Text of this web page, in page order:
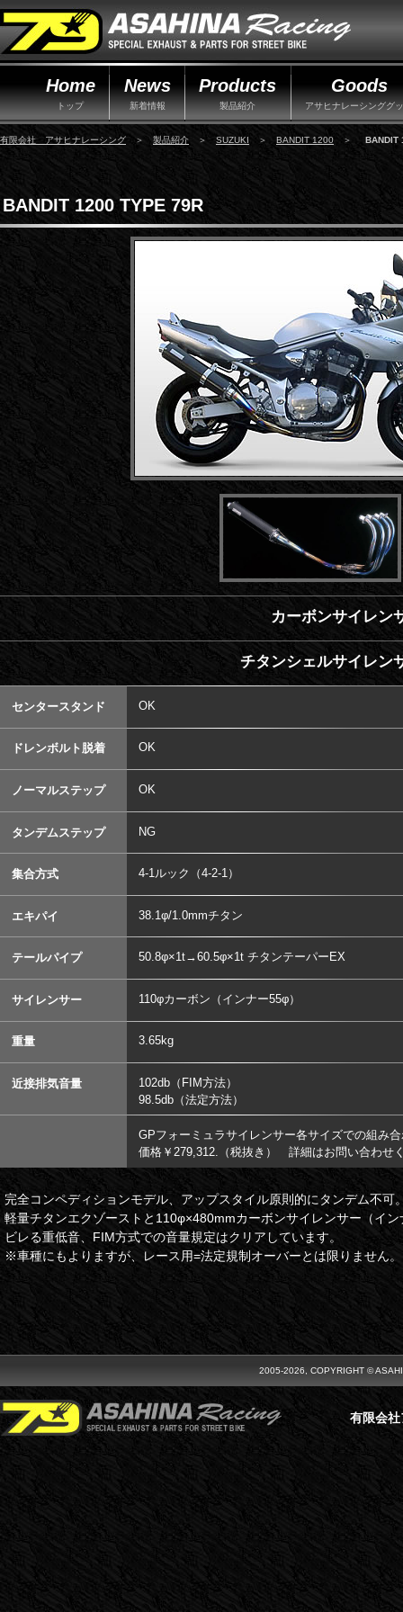
Home
トップ
News
新着情報
Products
製品紹介
Goods
アサヒナレーシンググ
有限会社 アサヒナレーシング ＞ 製品紹介 ＞ SUZUKI ＞ BANDIT 1200 ＞ BANDIT
BANDIT 1200 TYPE 79R
カーボンサイレン
チタンシェルサイレン
センタースタンド OK
ドレンボルト脱着 OK
ノーマルステップ OK
タンデムステップ NG
集合方式 4-1ルック（4-2-1）
エキパイ 38.1φ/1.0mmチタン
テールパイプ 50.8φ×1t→60.5φ×1t チタンテーパーEX
サイレンサー 110φカーボン（インナー55φ）
重量 3.65kg
近接排気音量
102db（FIM方法）
98.5db（法定方法）
GPフォーミュラサイレンサー各サイズでの組み
価格￥279,312.（税抜き） 詳細はお問い合わせ
完全コンペディションモデル、アップスタイル原則的にタンデム不可
軽量チタンエクゾーストと110φ×480mmカーボンサイレンサー（イ
ビレる重低音、FIM方式での音量規定はクリアしています。
※車種にもよりますが、レース用=法定規制オーバーとは限りません。
2005-2026, COPYRIGHT ©
有限会